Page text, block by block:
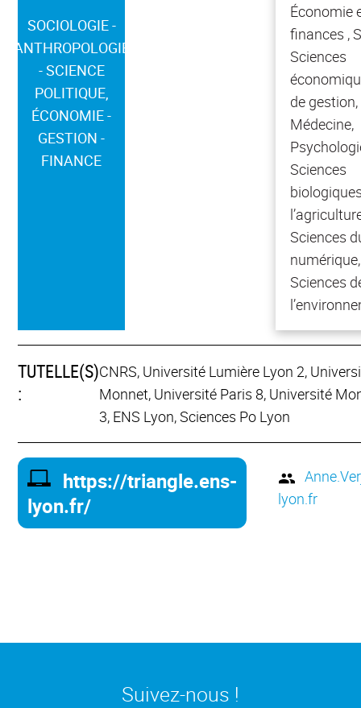
https://triangle.ens-
lyon.fr/
TUTELLE(S)
:
CNRS, Université Lumière Lyon 2,
Monnet, Université Paris 8, Université
3, ENS Lyon, Sciences Po Lyon
Économie
finances ,
Sciences
de gestion,
Médecine,
Sciences
Sciences
numérique,
Sciences
SOCIOLOGIE -
ANTHROPOLOGIE
- SCIENCE
POLITIQUE,
ÉCONOMIE -
GESTION -
FINANCE
lyon.fr
Suivez-nous !